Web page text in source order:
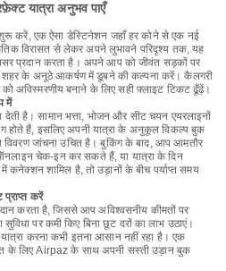
यात्रा अनुभव पाएँ
करें, एक ऐसा डेस्टिनेशन जहाँ हर कोने से एक नई
विरासत से लेकर अपने लुभावने परिदृश्य तक, यह
प्रदान करता है। अपने आप को जीवंत सड़कों पर
शहर के अनूठे आकर्षण में डूबने की कल्पना करें। कैलगरी
अविस्मरणीय बनाने के लिए सही फ़्लाइट टिकट ढूँढ़ें।
में
देती है। सामान भत्ता, भोजन और सीट चयन एयरलाइनों
होते हैं, इसलिए अपनी यात्रा के अनुकूल विकल्प बुक
जांचना उचित है। बुकिंग के बाद, आप आमतौर
चेक-इन कर सकते हैं, या यात्रा के दिन
शामिल है, तो उड़ानों के बीच पर्याप्त समय
करें
करता है, जिससे आप अविश्वसनीय कीमतों पर
पर कमी किए बिना छूट दरों का लाभ उठाएं।
करना कभी इतना आसान नहीं रहा है। एक
के लिए Airpaz के साथ अपनी सस्ती उड़ान बुक